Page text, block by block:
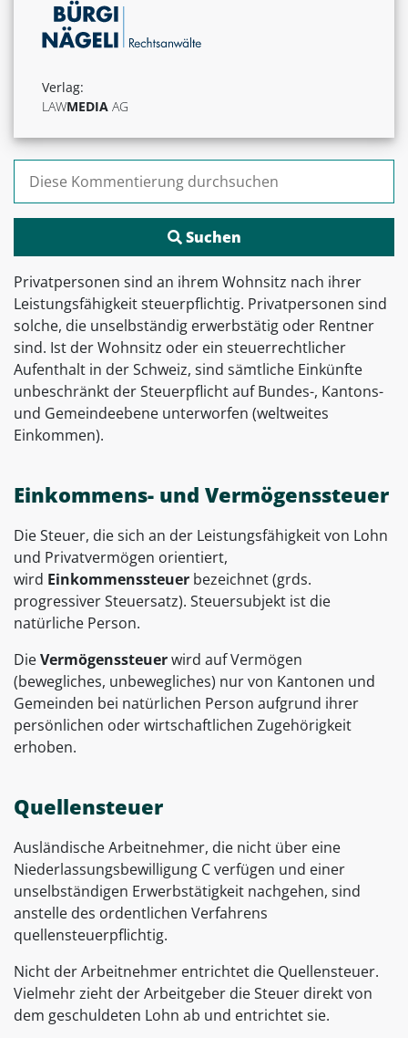
Verlag:
LAWMEDIA AG
Suchen nach:
Privatpersonen sind an ihrem Wohnsitz nach ihrer
Leistungsfähigkeit steuerpflichtig. Privatpersonen sind
solche, die unselbständig erwerbstätig oder Rentner
sind. Ist der Wohnsitz oder ein steuerrechtlicher
Aufenthalt in der Schweiz, sind sämtliche Einkünfte
unbeschränkt der Steuerpflicht auf Bundes-, Kantons-
und Gemeindeebene unterworfen (weltweites
Einkommen).
Einkommens- und Vermögenssteuer
Die Steuer, die sich an der Leistungsfähigkeit von Lohn
und Privatvermögen orientiert,
wird Einkommenssteuer bezeichnet (grds.
progressiver Steuersatz). Steuersubjekt ist die
natürliche Person.
DieVermögenssteuerwird auf Vermögen
(bewegliches, unbewegliches) nur von Kantonen und
Gemeinden bei natürlichen Person aufgrund ihrer
persönlichen oder wirtschaftlichen Zugehörigkeit
erhoben.
Quellensteuer
Ausländische Arbeitnehmer, die nicht über eine
Niederlassungsbewilligung C verfügen und einer
unselbständigen Erwerbstätigkeit nachgehen, sind
anstelle des ordentlichen Verfahrens
quellensteuerpflichtig.
Nicht der Arbeitnehmer entrichtet die Quellensteuer.
Vielmehr zieht der Arbeitgeber die Steuer direkt von
dem geschuldeten Lohn ab und entrichtet sie.